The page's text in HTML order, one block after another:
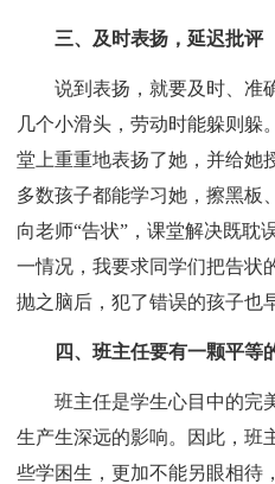
三、及时表扬，延迟批评
说到表扬，就要及时、准确
几个小滑头，劳动时能躲则躲
堂上重重地表扬了她，并给她
多数孩子都能学习她，擦黑板
向老师“告状”，课堂解决既耽
一情况，我要求同学们把告状
抛之脑后，犯了错误的孩子也
四、班主任要有一颗平等
班主任是学生心目中的完美
生产生深远的影响。因此，班
些学困生，更加不能另眼相待